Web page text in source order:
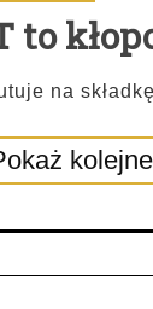
to
na
kolejne